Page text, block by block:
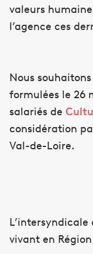
valeurs
l’agence ces
Nous
formulées le 26
salariés de
considération
Val-de-Loire.
vivant en